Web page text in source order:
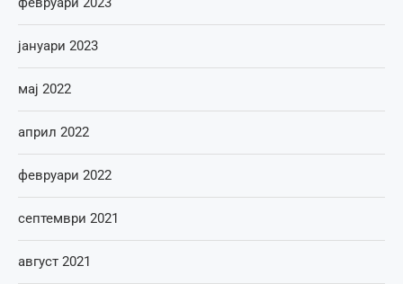
јануари 2023
мај 2022
април 2022
февруари 2022
септември 2021
август 2021